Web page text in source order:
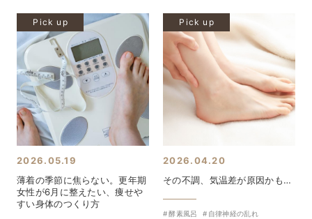
Pick up
2026.05.19
薄着の季節に焦らない。更年期
女性が6月に整えたい、痩せや
すい身体のつくり方
Pick up
2026.04.20
その不調、気温差が原因かも…
酵素風呂
自律神経の乱れ